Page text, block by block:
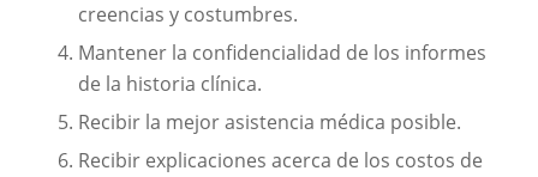
creencias y costumbres.
Mantener la confidencialidad de los informes
de la historia clínica.
Recibir la mejor asistencia médica posible.
Recibir explicaciones acerca de los costos de